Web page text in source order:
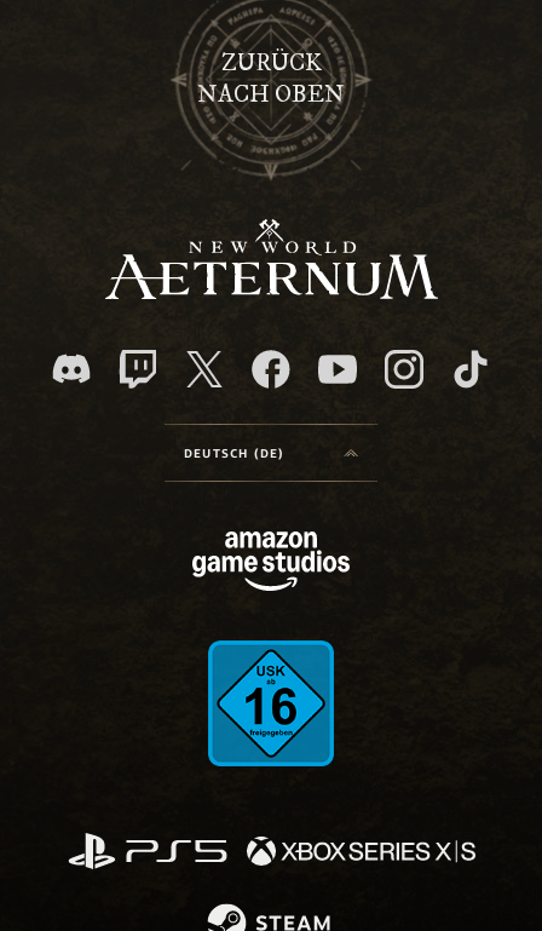
ZURÜCK
NACH OBEN
DEUTSCH (DE)